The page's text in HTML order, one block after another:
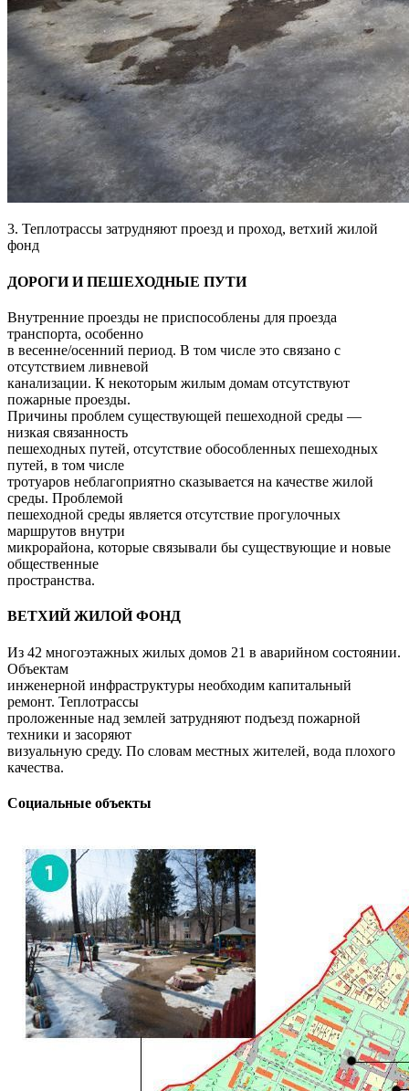
3. Теплотрассы затрудняют проезд и проход, ветхий жилой
фонд
ДОРОГИ И ПЕШЕХОДНЫЕ ПУТИ
Внутренние проезды не приспособлены для проезда
транспорта, особенно
в весенне/осенний период. В том числе это связано с
отсутствием ливневой
канализации. К некоторым жилым домам отсутствуют
пожарные проезды.
Причины проблем существующей пешеходной среды —
низкая связанность
пешеходных путей, отсутствие обособленных пешеходных
путей, в том числе
тротуаров неблагоприятно сказывается на качестве жилой
среды. Проблемой
пешеходной среды является отсутствие прогулочных
маршрутов внутри
микрорайона, которые связывали бы существующие и новые
общественные
пространства.
ВЕТХИЙ ЖИЛОЙ ФОНД
Из 42 многоэтажных жилых домов 21 в аварийном состоянии.
Объектам
инженерной инфраструктуры необходим капитальный
ремонт. Теплотрассы
проложенные над землей затрудняют подъезд пожарной
техники и засоряют
визуальную среду. По словам местных жителей, вода плохого
качества.
Социальные объекты